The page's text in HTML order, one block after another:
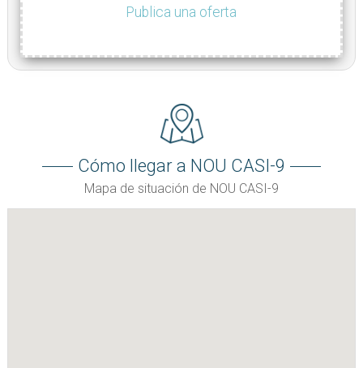
Publica una oferta
Cómo llegar a NOU CASI-9
Mapa de situación de NOU CASI-9